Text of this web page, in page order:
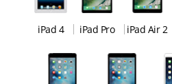
iPad 4 iPad Pro iPad Air 2